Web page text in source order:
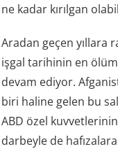
ne kadar kırılgan
Aradan geçen yıllara
işgal tarihinin en
devam ediyor.
biri haline gelen bu
ABD özel kuvvetlerinin
darbeyle de hafızalara